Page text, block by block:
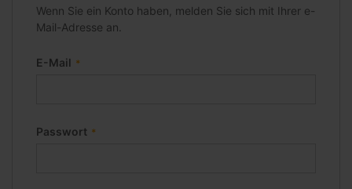
Wenn Sie ein Konto haben, melden Sie sich mit Ihrer e-
Mail-Adresse an.
E-Mail
Passwort